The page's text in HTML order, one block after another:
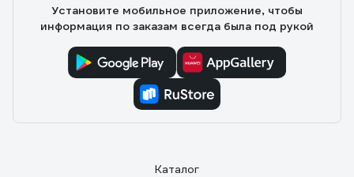
Установите мобильное приложение, чтобы
информация по заказам всегда была под рукой
Каталог